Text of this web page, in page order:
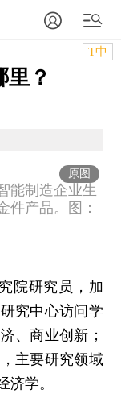
T中
？
原图
能制造企业生
件产品。图：
院研究员，加
究中心访问学
、商业创新；
主要研究领域
济学。